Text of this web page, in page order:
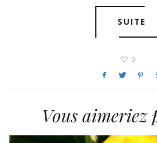
SUITE
0
Vous aimeriez